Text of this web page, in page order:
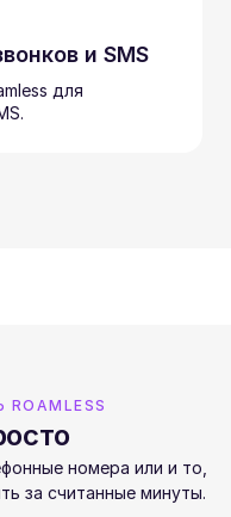
и SMS
для
номера или и то,
за считанные минуты.